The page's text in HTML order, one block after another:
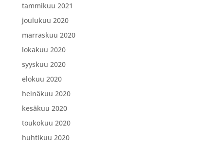
tammikuu 2021
joulukuu 2020
marraskuu 2020
lokakuu 2020
syyskuu 2020
elokuu 2020
heinäkuu 2020
kesäkuu 2020
toukokuu 2020
huhtikuu 2020